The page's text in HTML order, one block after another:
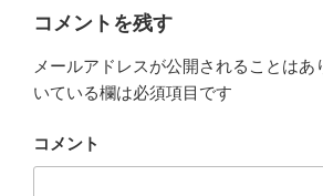
コメントを残す
メールアドレスが公開されることはあ
いている欄は必須項目です
コメント